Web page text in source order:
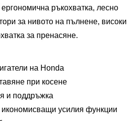
ръкохватка, лесно
за нивото на пълнене, високи
за пренасяне.
на Honda
при косене
и поддръжка
усилия функции